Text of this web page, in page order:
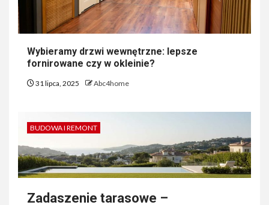
Wybieramy drzwi wewnętrzne: lepsze
fornirowane czy w okleinie?
31 lipca, 2025 Abc4home
BUDOWA I REMONT
Zadaszenie tarasowe –